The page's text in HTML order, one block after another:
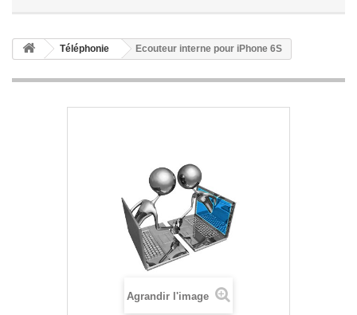
Téléphonie Ecouteur interne pour iPhone 6S
Agrandir l'image